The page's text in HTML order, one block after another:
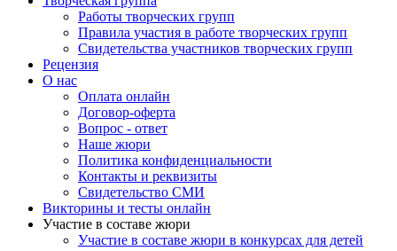
Творческая группа
Работы творческих групп
Правила участия в работе творческих групп
Свидетельства участников творческих групп
Рецензия
О нас
Оплата онлайн
Договор-оферта
Вопрос - ответ
Наше жюри
Политика конфиденциальности
Контакты и реквизиты
Свидетельство СМИ
Викторины и тесты онлайн
Участие в составе жюри
Участие в составе жюри в конкурсах для детей